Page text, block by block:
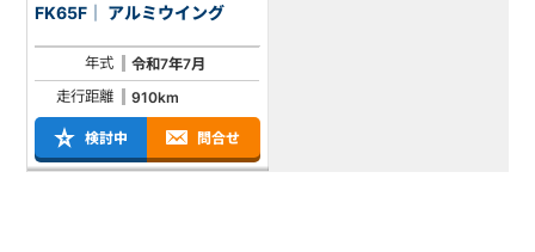
FK65F｜ アルミウイング
年式
令和7年7月
走行距離
910km
検討中 問合せ